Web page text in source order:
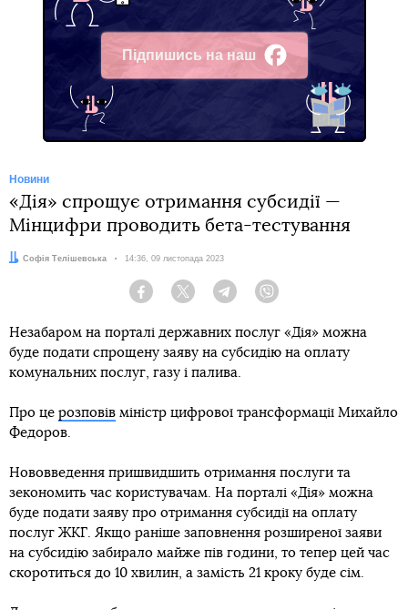
Підпишись на наш
Facebook
Новини
«Дія» спрощує отримання субсидії —
Мінцифри проводить бета-тестування
Автор:
Софія Телішевська Дата:
14:36, 09 листопада 2023
Facebook Twitter Telegram
Незабаром на порталі державних послуг «Дія» можна
буде подати спрощену заяву на субсидію на оплату
комунальних послуг, газу і палива.
Про це розповів міністр цифрової трансформації Михайло
Федоров.
Нововведення пришвидшить отримання послуги та
зекономить час користувачам. На порталі «Дія» можна
буде подати заяву про отримання субсидії на оплату
послуг ЖКГ. Якщо раніше заповнення розширеної заяви
на субсидію забирало майже пів години, то тепер цей час
скоротиться до 10 хвилин, а замість 21 кроку буде сім.